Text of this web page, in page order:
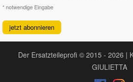
* notwendige Eingabe
jetzt abonnieren
Der Ersatzteileprofi © 2015 - 2026 |
GIULIETTA